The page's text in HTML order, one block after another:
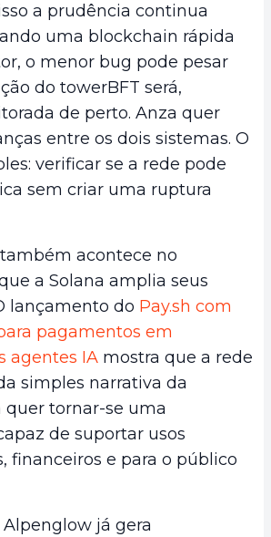
a prudência continua
uma blockchain rápida
o menor bug pode pesar
do towerBFT será,
de perto. Anza quer
entre os dois sistemas. O
verificar se a rede pode
sem criar uma ruptura
acontece no
a Solana amplia seus
lançamento do Pay.sh com
pagamentos em
agentes IA mostra que a rede
simples narrativa da
quer tornar-se uma
de suportar usos
financeiros e para o público
já gera